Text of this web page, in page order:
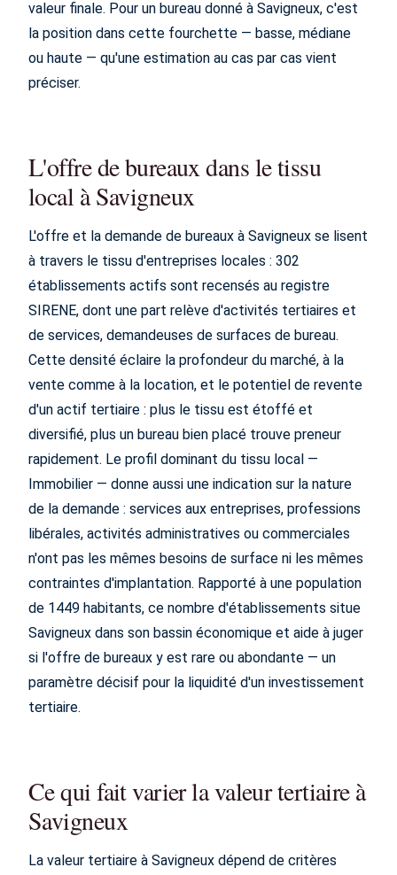
valeur finale. Pour un bureau donné à Savigneux, c'est
la position dans cette fourchette — basse, médiane
ou haute — qu'une estimation au cas par cas vient
préciser.
L'offre de bureaux dans le tissu
local à Savigneux
L'offre et la demande de bureaux à Savigneux se lisent
à travers le tissu d'entreprises locales : 302
établissements actifs sont recensés au registre
SIRENE, dont une part relève d'activités tertiaires et
de services, demandeuses de surfaces de bureau.
Cette densité éclaire la profondeur du marché, à la
vente comme à la location, et le potentiel de revente
d'un actif tertiaire : plus le tissu est étoffé et
diversifié, plus un bureau bien placé trouve preneur
rapidement. Le profil dominant du tissu local —
Immobilier — donne aussi une indication sur la nature
de la demande : services aux entreprises, professions
libérales, activités administratives ou commerciales
n'ont pas les mêmes besoins de surface ni les mêmes
contraintes d'implantation. Rapporté à une population
de 1449 habitants, ce nombre d'établissements situe
Savigneux dans son bassin économique et aide à juger
si l'offre de bureaux y est rare ou abondante — un
paramètre décisif pour la liquidité d'un investissement
tertiaire.
Ce qui fait varier la valeur tertiaire à
Savigneux
La valeur tertiaire à Savigneux dépend de critères